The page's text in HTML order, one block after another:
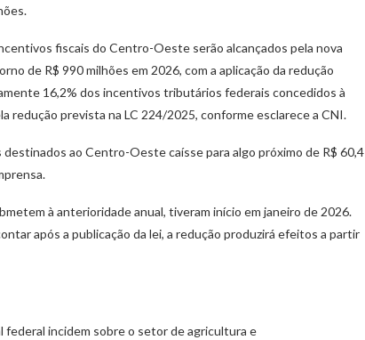
fiscais do Centro-Oeste serão alcançados pela nova
de R$ 990 milhões em 2026, com a aplicação da redução
16,2% dos incentivos tributários federais concedidos à
redução prevista na LC 224/2025, conforme esclarece a CNI.
ao Centro-Oeste caísse para algo próximo de R$ 60,4
à anterioridade anual, tiveram início em janeiro de 2026.
após a publicação da lei, a redução produzirá efeitos a partir
incidem sobre o setor de agricultura e